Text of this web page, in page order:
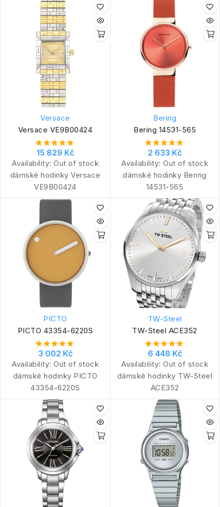
Versace
Versace VE9B00424
15 829 Kč
Availability: Out of stock
dámské hodinky Versace
VE9B00424
Bering
Bering 14531-565
2 633 Kč
Availability: Out of stock
dámské hodinky Bering
14531-565
PICTO
PICTO 43354-6220S
3 002 Kč
Availability: Out of stock
dámské hodinky PICTO
43354-6220S
TW-Steel
TW-Steel ACE352
6 448 Kč
Availability: Out of stock
dámské hodinky TW-Steel
ACE352